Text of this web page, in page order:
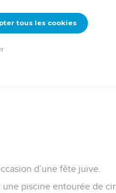
Galilée, après son
by permission. All rights
d’une fête juive.
piscine entourée de
tous les cookies